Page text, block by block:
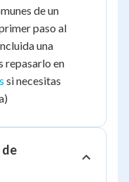
de un
paso al
una
repasarlo en
si necesitas
de